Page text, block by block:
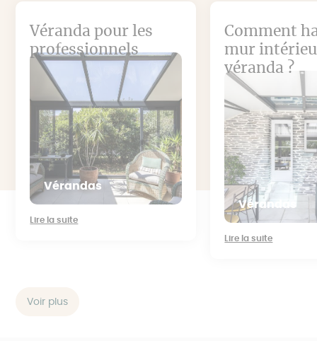
Véranda pour les
professionnels
Vérandas
Lire la suite
Comment
mur
véranda ?
Vérandas
Lire la suite
Voir plus